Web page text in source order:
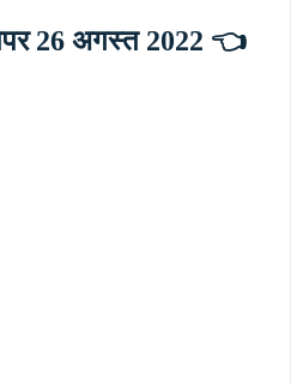
26 अगस्त 2022 👈